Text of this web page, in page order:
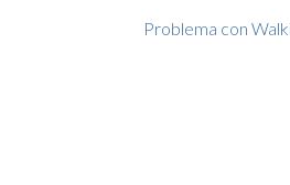
Problema con